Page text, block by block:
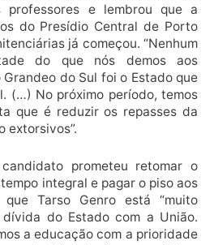
professores e lembrou que a
do Presídio Central de Porto
já começou. “Nenhum
do que nós demos aos
do Sul foi o Estado que
(…) No próximo período, temos
que é reduzir os repasses da
extorsivos”.
prometeu retomar o
integral e pagar o piso aos
Tarso Genro está “muito
do Estado com a União.
a educação com a prioridade